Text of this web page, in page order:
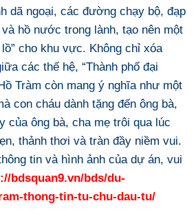
dã ngoại, các đường chạy bộ, đạp
hồ nước trong lành, tạo nên một
cho khu vực. Không chỉ xóa
các thế hệ, “Thành phố đại
Tràm còn mang ý nghĩa như một
con cháu dành tặng đến ông bà,
của ông bà, cha mẹ trôi qua lúc
thảnh thơi và tràn đầy niềm vui.
tin và hình ảnh của dự án, vui
bdsquan9.vn/bds/du-
thong-tin-tu-chu-dau-tu/